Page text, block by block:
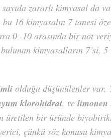
zararlı kimyasal da
bu 16 kimyasalın 7 tanesi
0 -10 arasında bir not
kimyasalların 7’si, 5
olduğu düşünülenler var.
klorohidrat, ve limonen
üretilen bir üründe
çünkü söz konusu